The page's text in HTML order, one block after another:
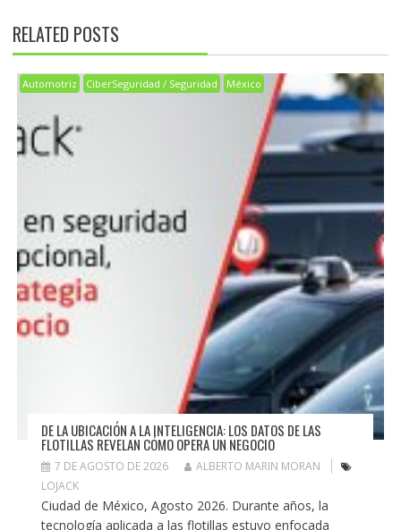
RELATED POSTS
Automotriz CiberSeguridad / Seguridad México
DE LA UBICACIÓN A LA INTELIGENCIA: LOS DATOS DE LAS
FLOTILLAS REVELAN CÓMO OPERA UN NEGOCIO
7 DE AGOSTO DE 2026
ALBERTO MARIN MORAN
LOJACK
Ciudad de México, Agosto 2026. Durante años, la
tecnología aplicada a las flotillas estuvo enfocada